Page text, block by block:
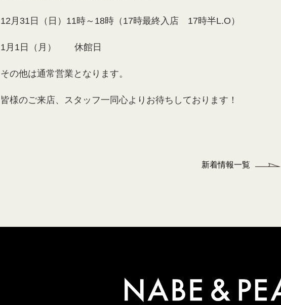
12月31日（日）11時～18時（17時最終入店 17時半L.O）
1月1日（月） 休館日
その他は通常営業となります。
皆様のご来店、スタッフ一同心よりお待ちしております！
新着情報一覧